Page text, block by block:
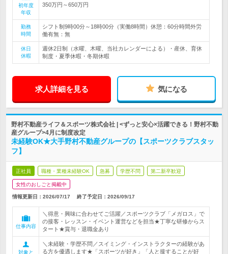
初年度
年収
350万円～650万円
勤務
時間
シフト制9時00分～18時00分（実働8時間）休憩：60分時間外労
働有無：無
休日
休暇
週休2日制（水曜、木曜、当社カレンダーによる）・産休、育休
制度・夏季休暇・冬期休暇
求人詳細を見る 気になる
野村不動産ライフ＆スポーツ株式会社 | <ずっと安心×活躍できる！野村不動
産グループ>4月に制度改定
未経験OK★大手野村不動産グループの【スポーツクラブスタッ
フ】
正社員 職種・業種未経験OK 急募 学歴不問 第二新卒歓迎
女性のおしごと掲載中
情報更新日：2026/07/17 終了予定日： 2026/09/17
仕事内容
＼得意・興味に合わせてご活躍／スポーツクラブ「メガロス」で
の接客・レッスン・イベント運営などを担当★丁寧な研修からス
タート★賞与・退職金あり
対象と
＼未経験・学歴不問／スイミング・インストラクターの経験があ
る方を優遇します★「スポーツが好き」「人と接することが好